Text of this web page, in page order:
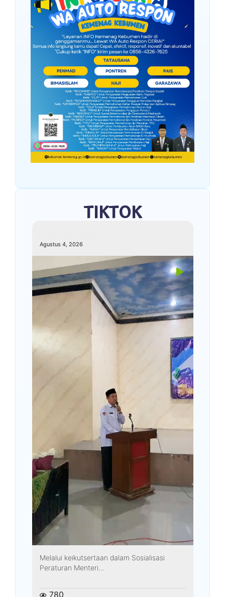
TIKTOK
Agustus 4, 2026
Melalui keikutsertaan dalam Sosialisasi
Peraturan Menteri...
780